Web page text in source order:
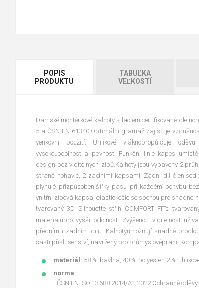
POPIS
PRODUKTU
TABUĽKA
VEĽKOSTÍ
Dámské montérkové kalhoty s laclem certifikované dle
5 a ČSN EN 61340.Optimální gramáž zajišťuje
venkovní použití. Uhlíkové vláknopropůjčuje
vysokouodolnost a pevnost. Funkční linie kapes
design bez viditelných zipů.Kalhoty jsou vybaveny 2
straně nohavic, 2 zadními kapsami. Zadní díl
plynulé přizpůsobeníšířky pasu při každém pohybu
vnitřní zipová kapsa, elastickéšle se sponou pro snadné
tvarovaný 3D Silhouette střih COMFORT FITs
materiálupro vyšší odolnost. Zvýšenou viditelnost
předním i zadním dílu. Kalhotyumožňují snadné
částí příslušenství, navržený pro průmyslovépraní.
materiál: 58 % bavlna, 40 % polyester, 2 %
norma:
- ČSN EN ISO 13688:2014/A1:2022 Ochranné